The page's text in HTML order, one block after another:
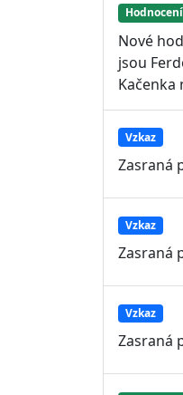
Hodnocení
Nové
jsou
Kačenka
Vzkaz
Zasraná
Vzkaz
Zasraná
Vzkaz
Zasraná